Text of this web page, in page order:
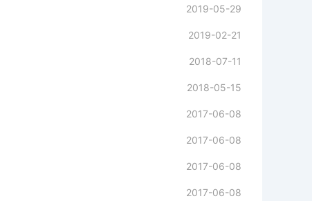
2019-05-29
2019-02-21
2018-07-11
2018-05-15
2017-06-08
2017-06-08
2017-06-08
2017-06-08